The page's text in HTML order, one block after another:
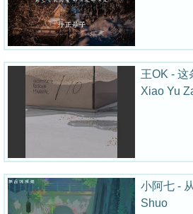
王OK - 这
Xiao Yu
小阿七 -
Shuo